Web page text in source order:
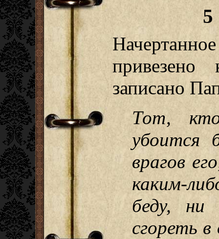
записано
Тот,
убоится
врагов
каким-
беду, ни
сгореть